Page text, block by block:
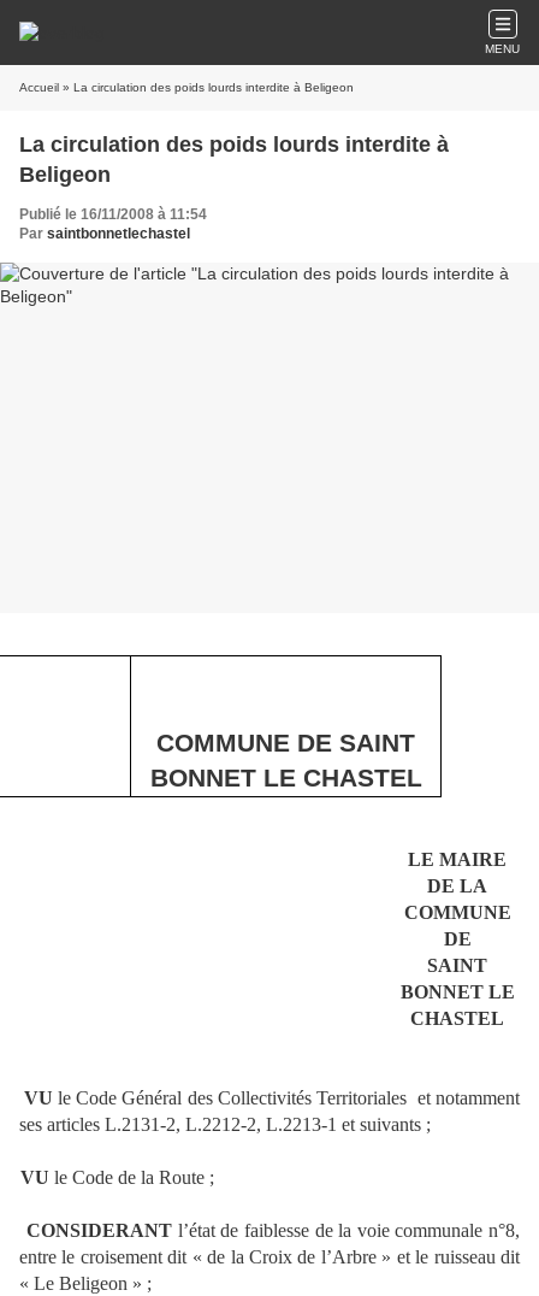
MENU
Accueil » La circulation des poids lourds interdite à Beligeon
La circulation des poids lourds interdite à
Beligeon
Publié le 16/11/2008 à 11:54
Par saintbonnetlechastel
COMMUNE DE SAINT
BONNET LE CHASTEL
LE MAIRE
DE LA
COMMUNE
DE
SAINT
BONNET LE
CHASTEL
VU le Code Général des Collectivités Territoriales et notamment
ses articles L.2131-2, L.2212-2, L.2213-1 et suivants ;
VU le Code de la Route ;
CONSIDERANT l’état de faiblesse de la voie communale n°8,
entre le croisement dit « de la Croix de l’Arbre » et le ruisseau dit
« Le Beligeon » ;